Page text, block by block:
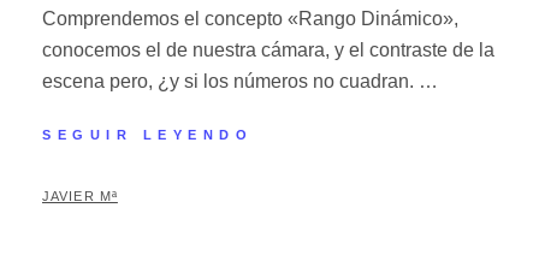
Comprendemos el concepto «Rango Dinámico»,
conocemos el de nuestra cámara, y el contraste de la
escena pero, ¿y si los números no cuadran. …
SEGUIR LEYENDO
JAVIER Mª